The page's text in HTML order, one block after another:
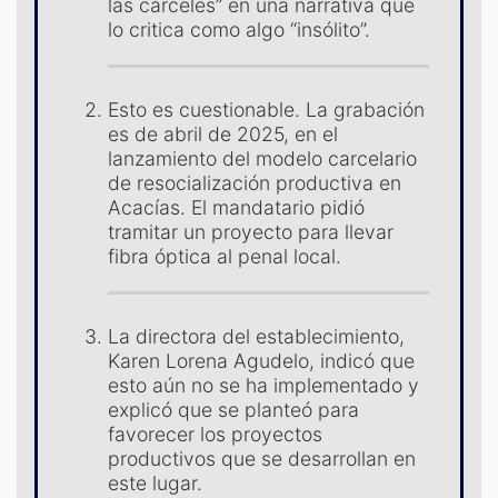
las cárceles” en una narrativa que
lo critica como algo “insólito”.
Esto es cuestionable. La grabación
es de abril de 2025, en el
lanzamiento del modelo carcelario
de resocialización productiva en
Acacías. El mandatario pidió
tramitar un proyecto para llevar
fibra óptica al penal local.
La directora del establecimiento,
Karen Lorena Agudelo, indicó que
esto aún no se ha implementado y
explicó que se planteó para
favorecer los proyectos
productivos que se desarrollan en
este lugar.